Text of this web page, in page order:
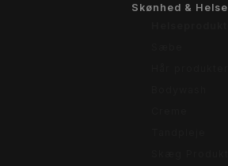
Skønhed & Helse